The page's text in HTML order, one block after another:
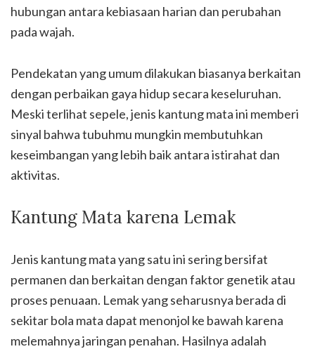
hubungan antara kebiasaan harian dan perubahan
pada wajah.
Pendekatan yang umum dilakukan biasanya berkaitan
dengan perbaikan gaya hidup secara keseluruhan.
Meski terlihat sepele, jenis kantung mata ini memberi
sinyal bahwa tubuhmu mungkin membutuhkan
keseimbangan yang lebih baik antara istirahat dan
aktivitas.
Kantung Mata karena Lemak
Jenis kantung mata yang satu ini sering bersifat
permanen dan berkaitan dengan faktor genetik atau
proses penuaan. Lemak yang seharusnya berada di
sekitar bola mata dapat menonjol ke bawah karena
melemahnya jaringan penahan. Hasilnya adalah